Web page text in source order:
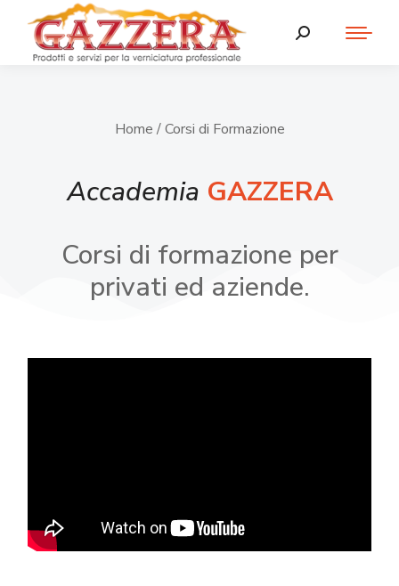
Home / Corsi di Formazione
Accademia GAZZERA
Corsi di formazione per
privati ed aziende.